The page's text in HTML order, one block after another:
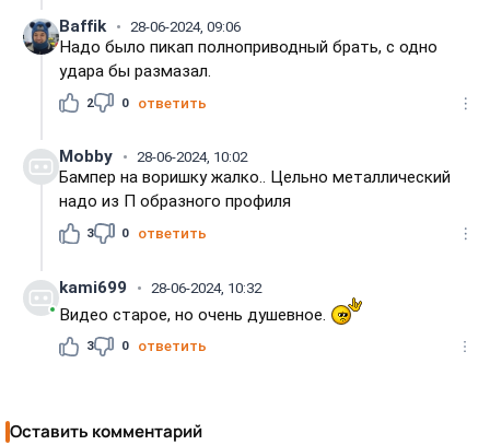
Baffik 28-06-2024, 09:06
Надо было пикап полноприводный брать, с одно
удара бы размазал.
2 0 ответить
Mobby 28-06-2024, 10:02
Бампер на воришку жалко.. Цельно металлический
надо из П образного профиля
3 0 ответить
kami699 28-06-2024, 10:32
Видео старое, но очень душевное.
3 0 ответить
Оставить комментарий